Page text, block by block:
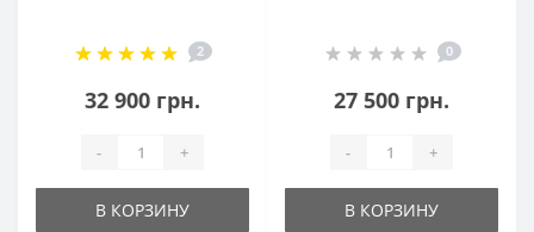
2
32 900 грн.
- +
В КОРЗИНУ
0
27 500 грн.
- +
В КОРЗИНУ